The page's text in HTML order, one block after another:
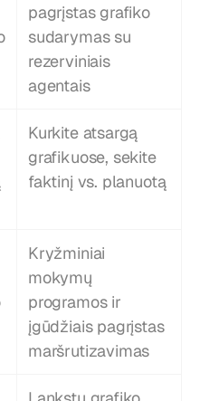
pagrįstas grafiko
sudarymas su
rezerviniais
agentais
Kurkite atsargą
grafikuose, sekite
faktinį vs. planuotą
Kryžminiai
mokymų
programos ir
įgūdžiais pagrįstas
maršrutizavimas